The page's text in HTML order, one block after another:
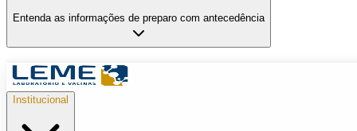
Entenda as informações de preparo com antecedência
Institucional